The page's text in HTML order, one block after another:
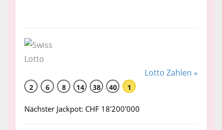
Lotto Zahlen »
2 6 8 14 38 40 1
Nächster Jackpot: CHF 18'200'000